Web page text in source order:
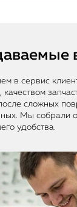
в сервис
сложных
Мы собрали
удобства.